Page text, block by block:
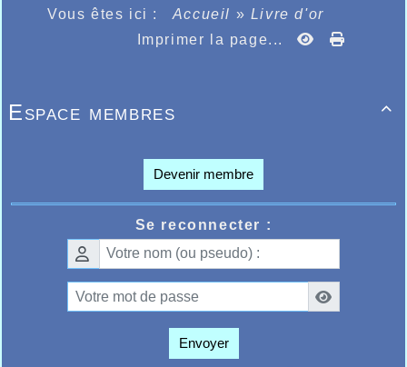
Vous êtes ici : Accueil » Livre d'or
Imprimer la page...

Espace membres
Devenir membre
Se reconnecter :
Envoyer